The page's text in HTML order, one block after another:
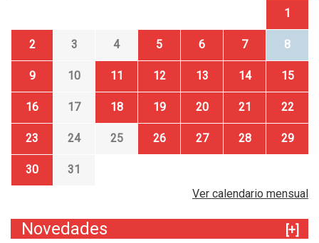
1
2 3 4 5 6 7 8
9 10 11 12 13 14 15
16 17 18 19 20 21 22
23 24 25 26 27 28 29
30
31
Ver calendario mensual
Novedades
[+]